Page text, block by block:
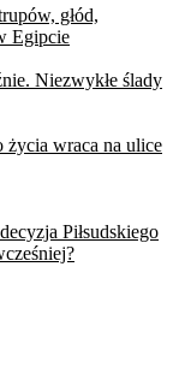
głód,
Egipcie
Niezwykłe ślady
życia wraca na ulice
Piłsudskiego